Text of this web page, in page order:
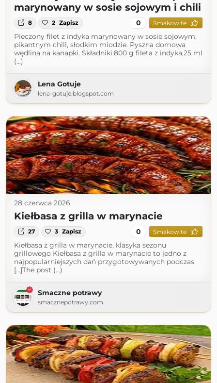
marynowany w sosie sojowym i chili
8 2 Zapisz 0 Smakowite
Pieczony filet z indyka marynowany w sosie sojowym,
pikantnym chili, słodkim miodzie. Pyszna domowa
wędlina na kanapki. Składniki:800 g fileta z indyka,25 ml
(...)
Lena Gotuje
lena-gotuje.blogspot.com
28 czerwca 2026
Kiełbasa z grilla w marynacie
27 3 Zapisz 0 Smakowite
Kiełbasa z grilla w marynacie, klasyka sezonu
grillowego Kiełbasa z grilla w marynacie to jedno z
najpopularniejszych dań przygotowywanych podczas
[…]The post (...)
Smaczne potrawy
smacznepotrawy.com